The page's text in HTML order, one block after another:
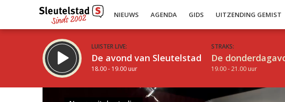
NIEUWS AGENDA GIDS UITZENDING GEMIST
LUISTER LIVE:
De avond van Sleutelstad
18.00 - 19.00 uur
STRAKS:
De
19.00 - 21.00 uur